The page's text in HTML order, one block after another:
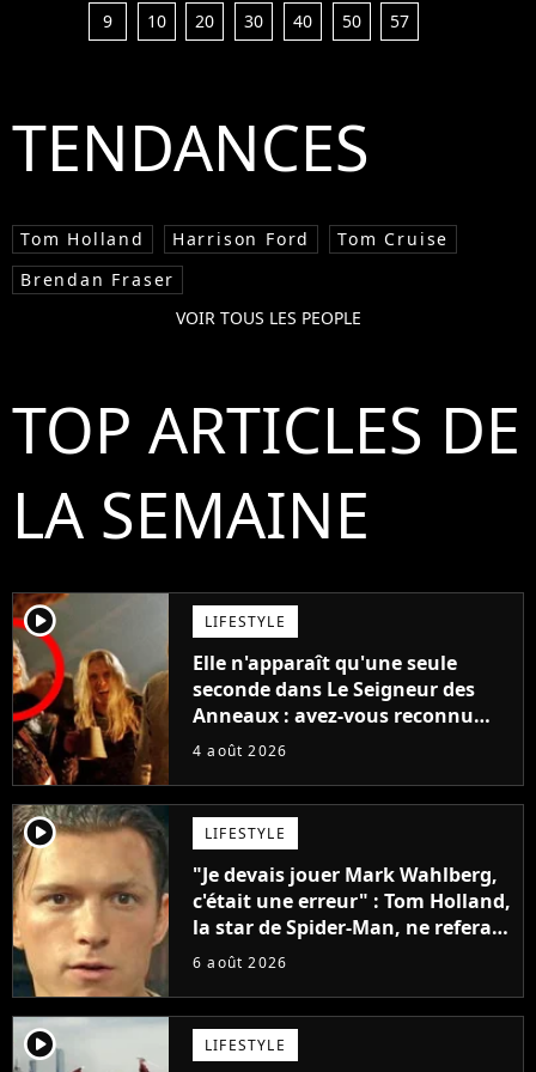
9
10 20 30 40 50 57
TENDANCES
Tom Holland Harrison Ford
Tom Cruise
Brendan Fraser
VOIR TOUS LES PEOPLE
TOP ARTICLES DE
LA SEMAINE
player2 LIFESTYLE
Elle n'apparaît qu'une seule
seconde dans Le Seigneur des
Anneaux : avez-vous reconnu
cette légende du cinéma dans la
4 août 2026
player2 LIFESTYLE
"Je devais jouer Mark Wahlberg,
c'était une erreur" : Tom Holland,
la star de Spider-Man, ne referait
pas ce blockbuster
6 août 2026
player2 LIFESTYLE